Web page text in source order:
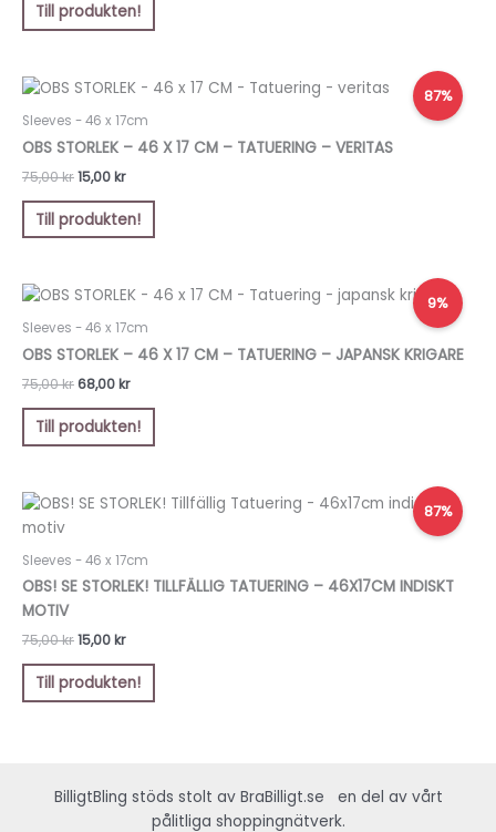
Till produkten!
87%
Sleeves - 46 x 17cm
OBS STORLEK – 46 X 17 CM – TATUERING – VERITAS
75,00kr
Det
priset
var:
75,00 kr.
15,00kr
Det
priset
är:
15,00 kr.
Till produkten!
9%
Sleeves - 46 x 17cm
OBS STORLEK – 46 X 17 CM – TATUERING – JAPANSK KRIGARE
75,00kr
Det
priset
var:
75,00 kr.
68,00kr
Det
priset
är:
68,00 kr.
Till produkten!
87%
Sleeves - 46 x 17cm
OBS! SE STORLEK! TILLFÄLLIG TATUERING – 46X17CM INDISKT
MOTIV
75,00kr
Det
var:
75,00 kr.
15,00kr
Det
är:
15,00 kr.
Till produkten!
BilligtBling stöds stolt av BraBilligt.se
en del av vårt
pålitliga shoppingnätverk.